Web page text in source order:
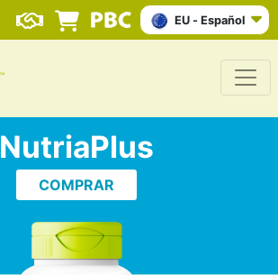
EU - Español
NutriaPlus